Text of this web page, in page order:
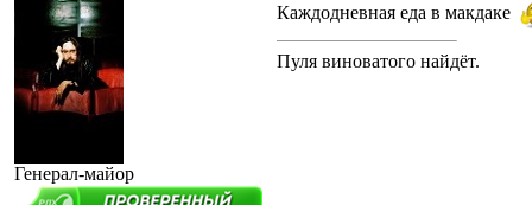
Генерал-майор
Каждодневная еда в макдаке
Пуля виноватого найдёт.